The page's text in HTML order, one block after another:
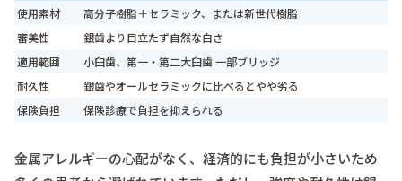
使用素材
高分子樹脂＋セラミック、または新世代樹脂
審美性
銀歯より目立たず自然な白さ
適用範囲
小臼歯、第一・第二大臼歯 一部ブリッジ
耐久性
銀歯やオールセラミックに比べるとやや劣る
保険負担
保険診療で負担を抑えられる
金属アレルギーの心配がなく、経済的にも負担が小さいため